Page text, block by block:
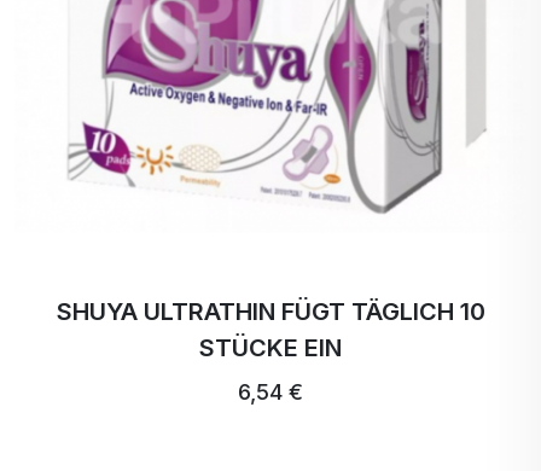
verbessert den Zustand des Blutes, indem sie es
reinigt und die Verklumpung der roten
Blutkörperchen verhindert, das Zellwachstum, die
DNA-Synthese und die Proteinsynthese steigert,
die für die Regeneration und Erneuerung der
Zellen notwendig sind.
SHUYA- HEALTH Produkte bestehen aus acht
Schutzschichten, die dafür sorgen, dass Sie sich
den ganzen Tag über frisch, bequem und sicher
SHUYA ULTRATHIN FÜGT TÄGLICH 10
STÜCKE EIN
6,54 €